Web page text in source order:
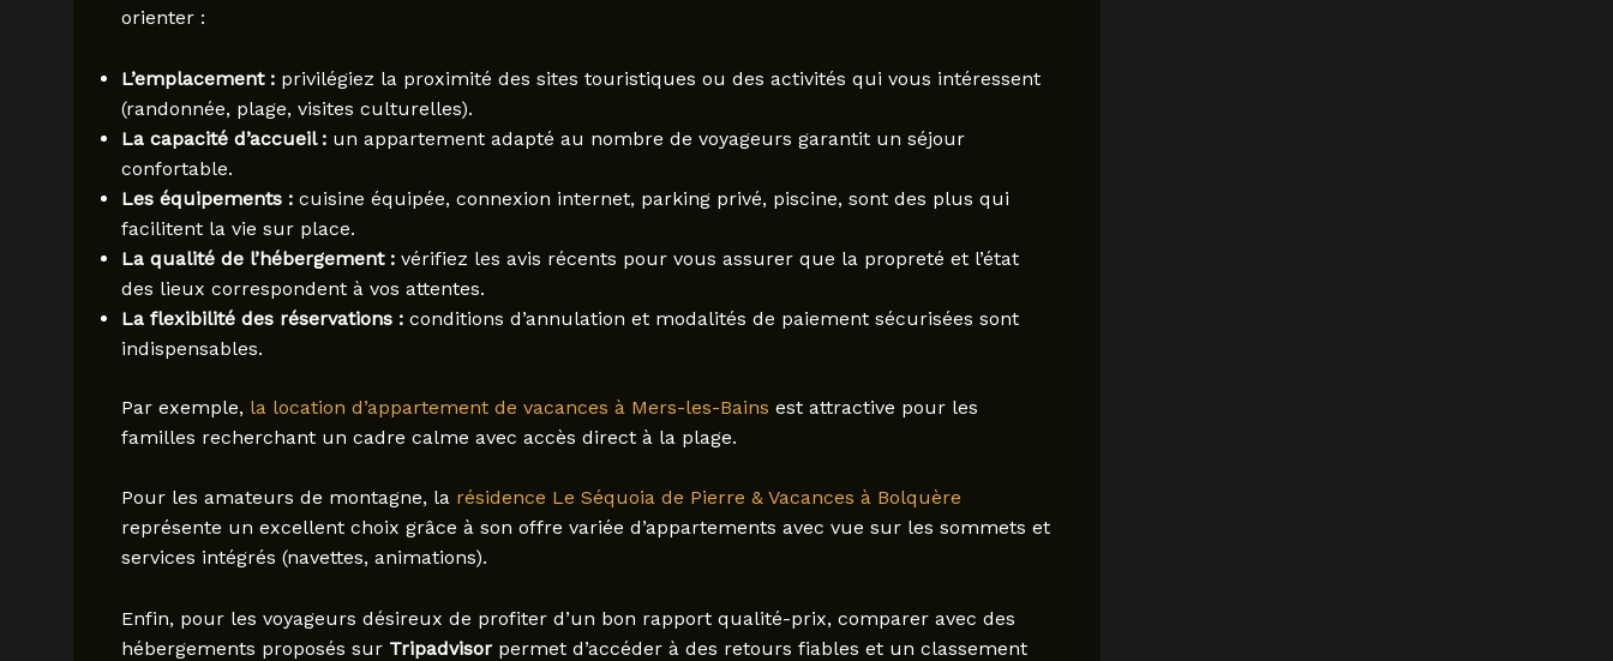
orienter :
L’emplacement :privilégiez la proximité des sites touristiques ou des activités qui vous intéressent
(randonnée, plage, visites culturelles).
La capacité d’accueil :un appartement adapté au nombre de voyageurs garantit un séjour
confortable.
Les équipements :cuisine équipée, connexion internet, parking privé, piscine, sont des plus qui
facilitent la vie sur place.
La qualité de l’hébergement :vérifiez les avis récents pour vous assurer que la propreté et l’état
des lieux correspondent à vos attentes.
La flexibilité des réservations :conditions d’annulation et modalités de paiement sécurisées sont
indispensables.
Par exemple, la location d’appartement de vacances à Mers-les-Bains est attractive pour les
familles recherchant un cadre calme avec accès direct à la plage.
Pour les amateurs de montagne, la résidence Le Séquoia de Pierre & Vacances à Bolquère
représente un excellent choix grâce à son offre variée d’appartements avec vue sur les sommets et
services intégrés (navettes, animations).
Enfin, pour les voyageurs désireux de profiter d’un bon rapport qualité-prix, comparer avec des
hébergements proposés sur Tripadvisorpermet d’accéder à des retours fiables et un classement